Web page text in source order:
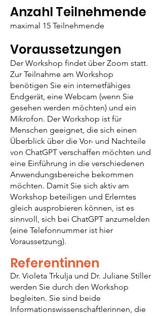
Anzahl Teilnehmende
maximal 15 Teilnehmende
Voraussetzungen
Der Workshop findet über Zoom statt.
Zur Teilnahme am Workshop
benötigen Sie ein internetfähiges
Endgerät, eine Webcam (wenn Sie
gesehen werden möchten) und ein
Mikrofon. Der Workshop ist für
Menschen geeignet, die sich einen
Überblick über die Vor- und Nachteile
von ChatGPT verschaffen möchten und
eine Einführung in die verschiedenen
Anwendungsbereiche bekommen
möchten. Damit Sie sich aktiv am
Workshop beteiligen und Erlerntes
gleich ausprobieren können, ist es
sinnvoll, sich bei ChatGPT anzumelden
(eine Telefonnummer ist hier
Voraussetzung).
Referentinnen
Dr. Violeta Trkulja und Dr. Juliane Stiller
werden Sie durch den Workshop
begleiten. Sie sind beide
Informationswissenschaftlerinnen, die